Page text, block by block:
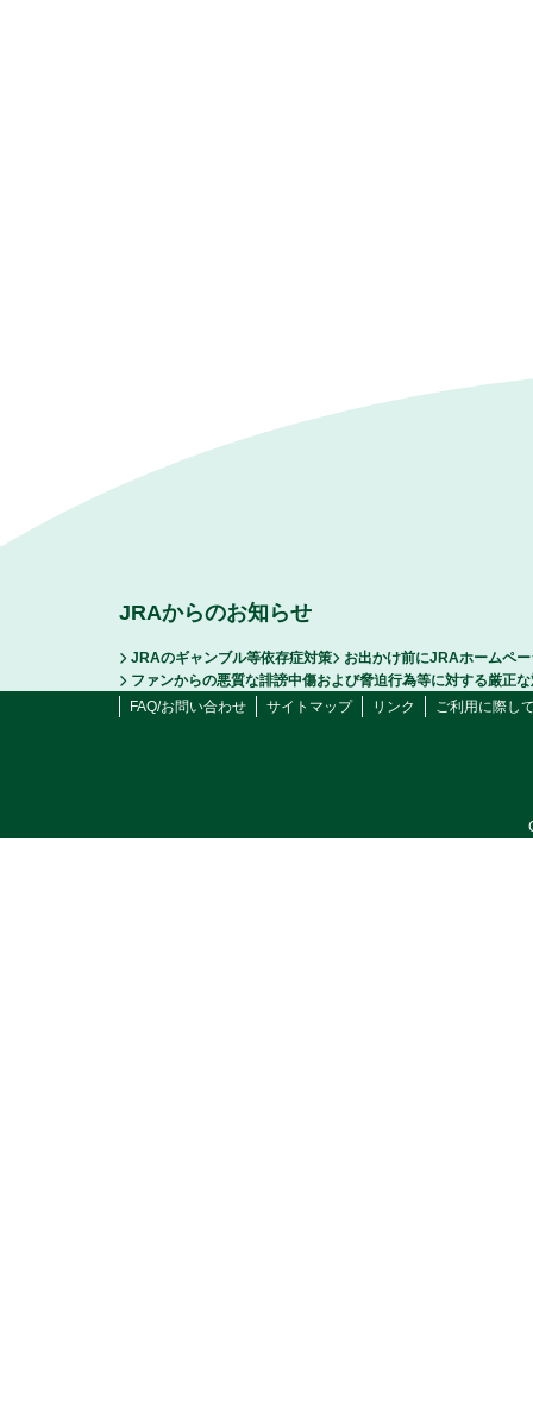
JRAからのお知らせ
JRAのギャンブル等依存症対策
お出かけ前にJRAホームペ
ファンからの悪質な誹謗中傷および脅迫行為等に対する厳正
FAQ/お問い合わせ
サイトマップ リンク ご利用に際し